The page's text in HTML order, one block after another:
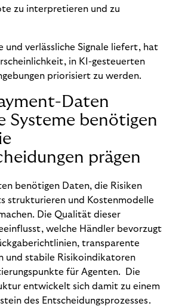
zu interpretieren und zu
verlässliche Signale liefert, hat
in KI-gesteuerten
priorisiert zu werden.
Daten
Systeme benötigen
prägen
benötigen Daten, die Risiken
strukturieren und Kostenmodelle
Die Qualität dieser
welche Händler bevorzugt
transparente
und stabile Risikoindikatoren
für Agenten. Die
entwickelt sich damit zu einem
des Entscheidungsprozesses.